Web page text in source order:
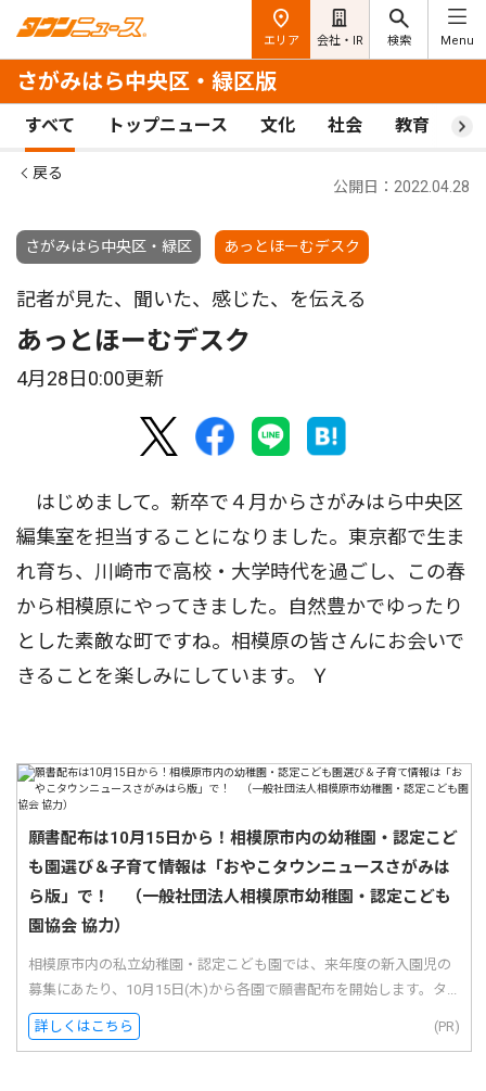
エリア 会社・IR 検索 Menu
さがみはら中央区・緑区版
すべて トップニュース 文化 社会 教育 ス
戻る
さがみはら中央区・緑区 あっとほーむデスク
公開日：2022.04.28
記者が見た、聞いた、感じた、を伝える
あっとほーむデスク
4月28日0:00更新
はじめまして。新卒で４月からさがみはら中央区
編集室を担当することになりました。東京都で生ま
れ育ち、川崎市で高校・大学時代を過ごし、この春
から相模原にやってきました。自然豊かでゆったり
とした素敵な町ですね。相模原の皆さんにお会いで
きることを楽しみにしています。 Ｙ
願書配布は10月15日から！相模原市内の幼稚園・認定こど
も園選び＆子育て情報は「おやこタウンニュースさがみは
ら版」で！ （一般社団法人相模原市幼稚園・認定こども
園協会 協力）
相模原市内の私立幼稚園・認定こども園では、来年度の新入園児の
募集にあたり、10月15日(木)から各園で願書配布を開始します。タ...
詳しくはこちら (PR)